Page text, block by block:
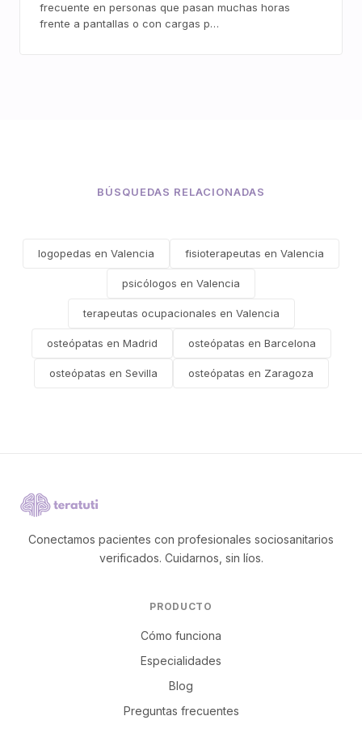
frecuente en personas que pasan muchas horas
frente a pantallas o con cargas p…
BÚSQUEDAS RELACIONADAS
logopedas en Valencia fisioterapeutas en Valencia
psicólogos en Valencia
terapeutas ocupacionales en Valencia
osteópatas en Madrid osteópatas en Barcelona
osteópatas en Sevilla osteópatas en Zaragoza
Conectamos pacientes con profesionales sociosanitarios
verificados. Cuidarnos, sin líos.
PRODUCTO
Cómo funciona
Especialidades
Blog
Preguntas frecuentes